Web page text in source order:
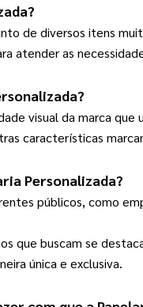
?
de diversos itens
atender as
?
visual da marca que
características
Personalizada?
públicos, como
que buscam se
única e exclusiva.